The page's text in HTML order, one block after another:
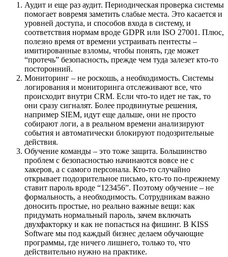
Аудит и еще раз аудит. Периодическая проверка системы
помогает вовремя заметить слабые места. Это касается и
уровней доступа, и способов входа в систему, и
соответствия нормам вроде GDPR или ISO 27001. Плюс,
полезно время от времени устраивать пентесты –
имитированные взломы, чтобы понять, где может
“протечь” безопасность, прежде чем туда залезет кто-то
посторонний.
Мониторинг – не роскошь, а необходимость. Системы
логирования и мониторинга отслеживают все, что
происходит внутри CRM. Если что-то идет не так, то
они сразу сигналят. Более продвинутые решения,
например SIEM, идут еще дальше, они не просто
собирают логи, а в реальном времени анализируют
события и автоматически блокируют подозрительные
действия.
Обучение команды – это тоже защита. Большинство
проблем с безопасностью начинаются вовсе не с
хакеров, а с самого персонала. Кто-то случайно
открывает подозрительное письмо, кто-то по-прежнему
ставит пароль вроде “123456”. Поэтому обучение – не
формальность, а необходимость. Сотрудникам важно
доносить простые, но реально важные вещи: как
придумать нормальный пароль, зачем включать
двухфакторку и как не попасться на фишинг. В KISS
Software мы под каждый бизнес делаем обучающие
программы, где ничего лишнего, только то, что
действительно нужно на практике.